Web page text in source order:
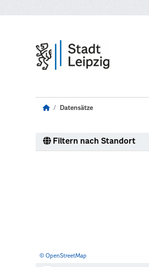
Datensätze
Filtern nach Standort
© OpenStreetMap